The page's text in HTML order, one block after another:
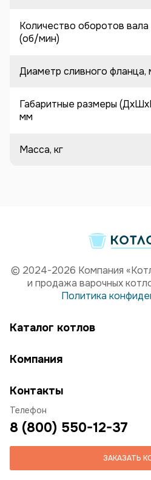
Количество оборотов вала
(об/мин)
Диаметр сливного фланца,
Габаритные размеры
мм
Масса, кг
© 2024-2026 Компания
и продажа варочных
Политика
Каталог котлов
Компания
Контакты
Телефон
8 (800) 550-12-37
ЗАКАЗАТЬ